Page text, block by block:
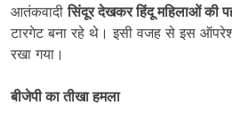
आतंकवादीसिंदूर देखकर हिंदू महिलाओं की
टारगेट बना रहे थे। इसी वजह से इस
रखा गया।
बीजेपी का तीखा हमला